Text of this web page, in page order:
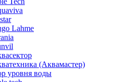
Lahme
(Аквамастер)
уровня воды